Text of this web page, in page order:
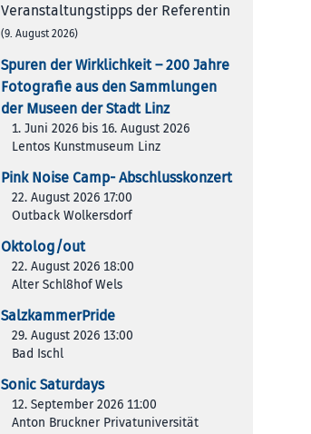
Veranstaltungstipps der Referentin
(9. August 2026)
Spuren der Wirklichkeit – 200 Jah­re
Foto­gra­fie aus den Samm­lun­gen
der Muse­en der Stadt Linz
1. Juni 2026 bis 16. August 2026
Lentos Kunstmuseum Linz
Pink Noise Camp- Abschlusskonzert
22. August 2026 17:00
Outback Wolkersdorf
Oktolog/out
22. August 2026 18:00
Alter Schl8hof Wels
SalzkammerPride
29. August 2026 13:00
Bad Ischl
Sonic Saturdays
12. September 2026 11:00
Anton Bruckner Privatuniversität